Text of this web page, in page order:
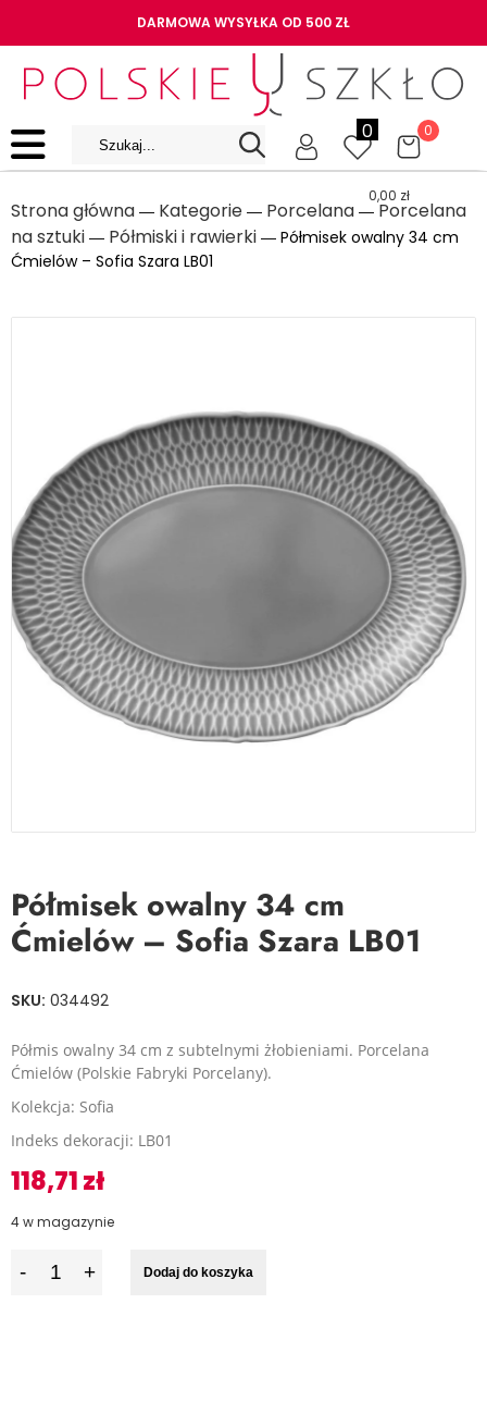
DARMOWA WYSYŁKA OD 500 ZŁ
0 0
0,00 zł
Strona główna ― Kategorie ― Porcelana ― Porcelana
na sztuki ― Półmiski i rawierki ― Półmisek owalny 34 cm
Ćmielów – Sofia Szara LB01
Półmisek owalny 34 cm
Ćmielów – Sofia Szara LB01
SKU: 034492
Półmis owalny 34 cm z subtelnymi żłobieniami. Porcelana
Ćmielów (Polskie Fabryki Porcelany).
Kolekcja: Sofia
Indeks dekoracji: LB01
118,71zł
4 w magazynie
Dodaj do koszyka